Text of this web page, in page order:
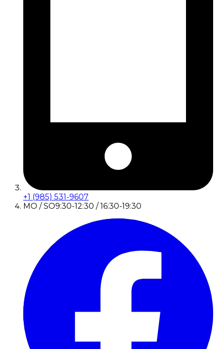
+1 (985) 531-9607
MO / SO9:30-12:30 / 16:30-19:30